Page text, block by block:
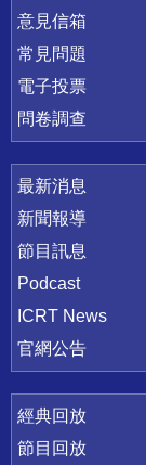
意見信箱
常見問題
電子投票
問卷調查
最新消息
新聞報導
節目訊息
Podcast
ICRT News
官網公告
經典回放
節目回放